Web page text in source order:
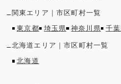
関東エリア｜市区町村一覧
東京都
埼玉県 神奈川県 千
北海道エリア｜市区町村一覧
北海道